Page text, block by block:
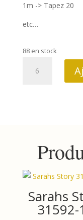
1m -> Tapez 20
etc…
88 en stock
Sarahs
31592-